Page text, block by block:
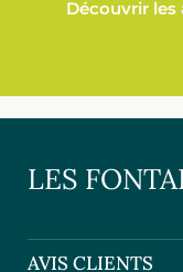
Découvrir les
LES
AVIS CLIENTS